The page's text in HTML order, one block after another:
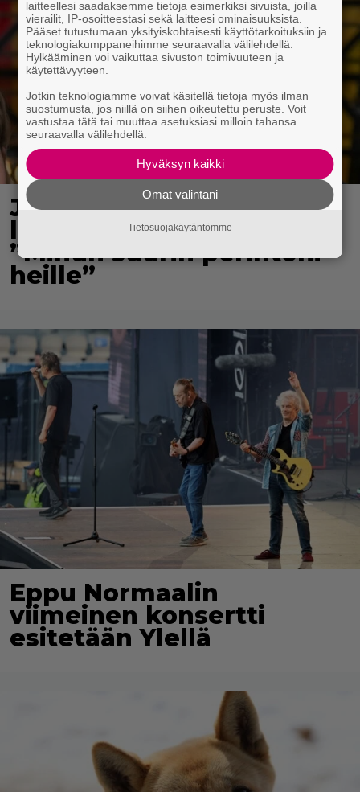
Jani Sievinen kokosi
lapsikatraansa yhteen –
”Minun suurin perintöni
heille”
Eppu Normaalin
viimeinen konsertti
esitetään Ylellä
laitteellesi saadaksemme tietoja esimerkiksi sivuista, joilla
vierailit, IP-osoitteestasi sekä laitteesi ominaisuuksista.
Pääset tutustumaan yksityiskohtaisesti käyttötarkoituksiin ja
teknologiakumppaneihimme seuraavalla välilehdellä.
Hylkääminen voi vaikuttaa sivuston toimivuuteen ja
käytettävyyteen.
Jotkin teknologiamme voivat käsitellä tietoja myös ilman
suostumusta, jos niillä on siihen oikeutettu peruste. Voit
vastustaa tätä tai muuttaa asetuksiasi milloin tahansa
seuraavalla välilehdellä.
Hyväksyn kaikki
Omat valintani
Tietosuojakäytäntömme